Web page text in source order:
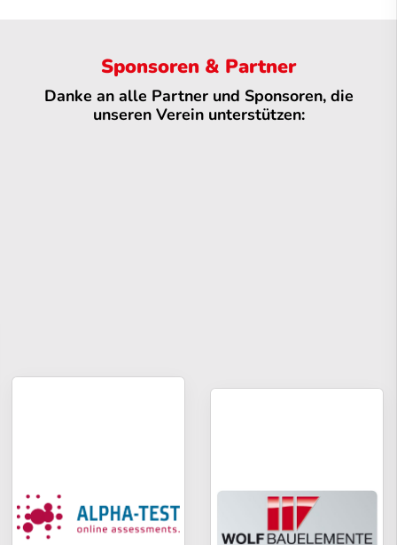
Sponsoren & Partner
Danke an alle Partner und Sponsoren, die
unseren Verein unterstützen: